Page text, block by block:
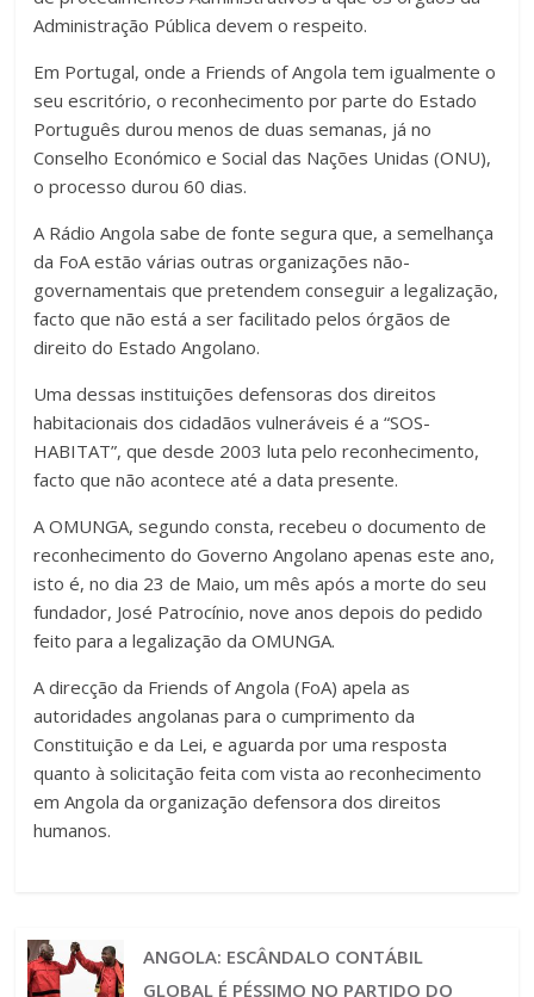
Administração Pública devem o respeito.
Em Portugal, onde a Friends of Angola tem igualmente o
seu escritório, o reconhecimento por parte do Estado
Português durou menos de duas semanas, já no
Conselho Económico e Social das Nações Unidas (ONU),
o processo durou 60 dias.
A Rádio Angola sabe de fonte segura que, a semelhança
da FoA estão várias outras organizações não-
governamentais que pretendem conseguir a legalização,
facto que não está a ser facilitado pelos órgãos de
direito do Estado Angolano.
Uma dessas instituições defensoras dos direitos
habitacionais dos cidadãos vulneráveis é a “SOS-
HABITAT”, que desde 2003 luta pelo reconhecimento,
facto que não acontece até a data presente.
A OMUNGA, segundo consta, recebeu o documento de
reconhecimento do Governo Angolano apenas este ano,
isto é, no dia 23 de Maio, um mês após a morte do seu
fundador, José Patrocínio, nove anos depois do pedido
feito para a legalização da OMUNGA.
A direcção da Friends of Angola (FoA) apela as
autoridades angolanas para o cumprimento da
Constituição e da Lei, e aguarda por uma resposta
quanto à solicitação feita com vista ao reconhecimento
em Angola da organização defensora dos direitos
humanos.
ANGOLA: ESCÂNDALO CONTÁBIL
GLOBAL É PÉSSIMO NO PARTIDO DO